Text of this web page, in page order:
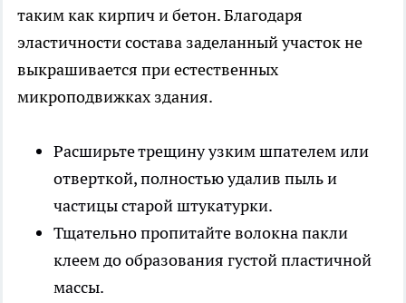
таким как кирпич и бетон. Благодаря
эластичности состава заделанный участок не
выкрашивается при естественных
микроподвижках здания.
Расширьте трещину узким шпателем или
отверткой, полностью удалив пыль и
частицы старой штукатурки.
Тщательно пропитайте волокна пакли
клеем до образования густой пластичной
массы.